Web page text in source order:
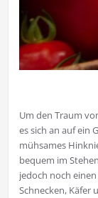
Um den Traum
es sich an auf ein
mühsames
bequem im
jedoch noch
Schnecken, Käfer